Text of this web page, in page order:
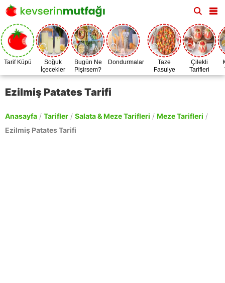
Tarif Küpü
Soğuk
İçecekler
Bugün Ne
Pişirsem?
Dondurmalar
Taze
Fasulye
Zamanı
Çilekli
Tarifleri
Ezilmiş Patates Tarifi
Anasayfa / Tarifler / Salata & Meze Tarifleri / Meze Tarifleri /
Ezilmiş Patates Tarifi